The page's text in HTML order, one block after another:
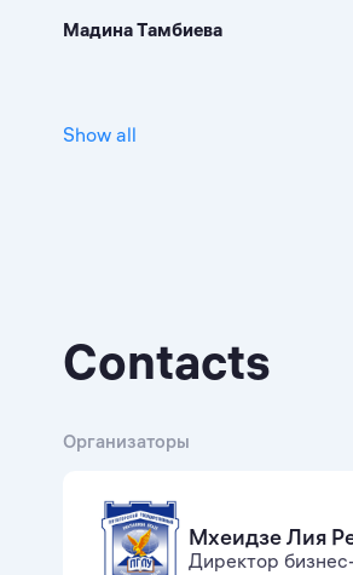
Мадина Тамбиева
Show all
Contacts
Организаторы
Мхеидзе Лия
Директор